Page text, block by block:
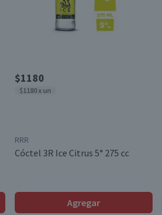
$1180
$1180 x un
RRR
Cóctel 3R Ice Citrus 5° 275 cc
Agregar